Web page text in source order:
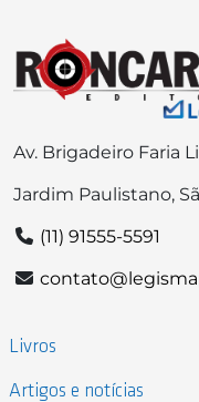
Av. Brigadeiro Faria
Jardim Paulistano,
(11) 91555-5591
Livros
Artigos e notícias